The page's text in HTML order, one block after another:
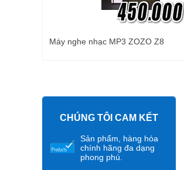
Máy nghe nhạc MP3 ZOZO Z8
CHÚNG TÔI CAM KẾT
Sản phẩm, hàng hóa
chính hãng đa dạng
phong phú.